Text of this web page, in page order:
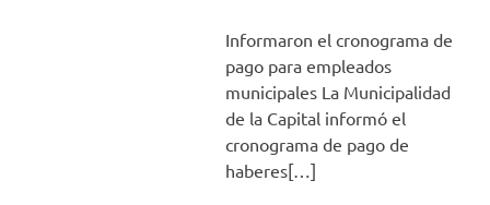
Informaron el cronograma de
pago para empleados
municipales La Municipalidad
de la Capital informó el
cronograma de pago de
haberes[…]